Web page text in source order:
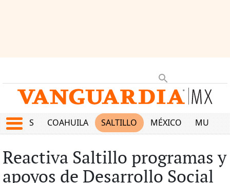
JUEGOS COAHUILA SALTILLO MÉXICO MUNDO
Reactiva Saltillo programas y
apoyos de Desarrollo Social